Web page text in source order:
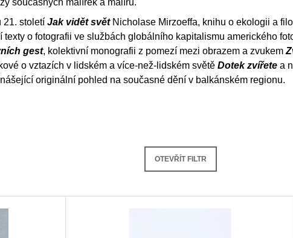
současných malířek a malířů.
21. století Jak vidět světNicholase Mirzoeffa, knihu o ekologii a
texty o fotografii ve službách globálního kapitalismu amerického
gest, kolektivní monografii z pomezí mezi obrazem a zvukem
o vztazích v lidském a více-než-lidském světě Dotek zvířete a
originální pohled na současné dění v balkánském regionu.
OTEVŘÍT FILTR